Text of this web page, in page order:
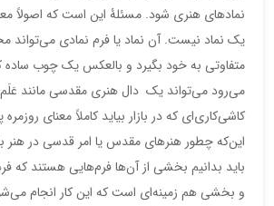
نمادهای هنری شود. مسئلۀ این است که اصولاً
یک نماد نیست. آن نماد یا فرم نمادی می‌تواند
متفاوتی به خود بگیرد و بالعکس یک چوب ساده
می‌رود می‌تواند یک دال هنری مقدسی مانند عَلَم
کاشی‌کاری‌ای که در بازار بیاید کاملاً معنای
این‌که چطور هنرهای مقدس یا امر قدسی در هنر
باید بدانیم بخشی از آن‌ها فرم‌هایی هستند که
و بخشی هم زمینه‌ای است که این کار انجام